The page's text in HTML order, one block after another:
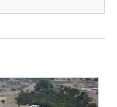
rechazo a su
directos de